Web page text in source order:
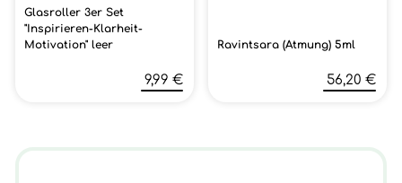
Glasroller 3er Set
"Inspirieren-Klarheit-
Motivation" leer
9,99 €
Ravintsara (Atmung) 5ml
56,20 €